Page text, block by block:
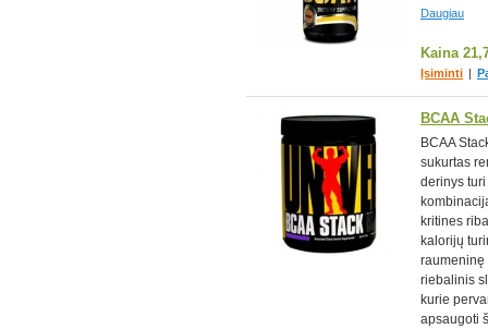
Daugiau
Kaina
Įsiminti
BCAA
BCAA
sukurtas
derinys
kritines
kalorijų
raumeninę
riebalinis
kurie
apsaugoti